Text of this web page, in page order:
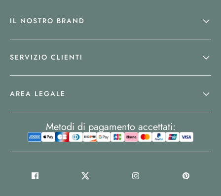
IL NOSTRO BRAND
SERVIZIO CLIENTI
AREA LEGALE
Metodi di pagamento accettati: